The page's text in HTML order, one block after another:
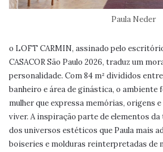
Paula Neder
o LOFT CARMIN, assinado pelo
CASACOR São Paulo 2026, traduz um
personalidade. Com 84 m² divididos
banheiro e área de ginástica, o ambiente
mulher que expressa memórias, origens
viver. A inspiração parte de elementos
dos universos estéticos que Paula mais
boiseries e molduras reinterpretadas de